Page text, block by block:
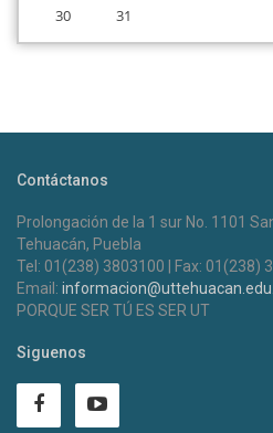
30
31
Contáctanos
Prolongación de la 1 sur No. 1101
Tehuacán, Puebla
Tel: 01(238) 3803100 | Fax: 01(238)
Email:
PORQUE SER TÚ ES SER UT
Siguenos